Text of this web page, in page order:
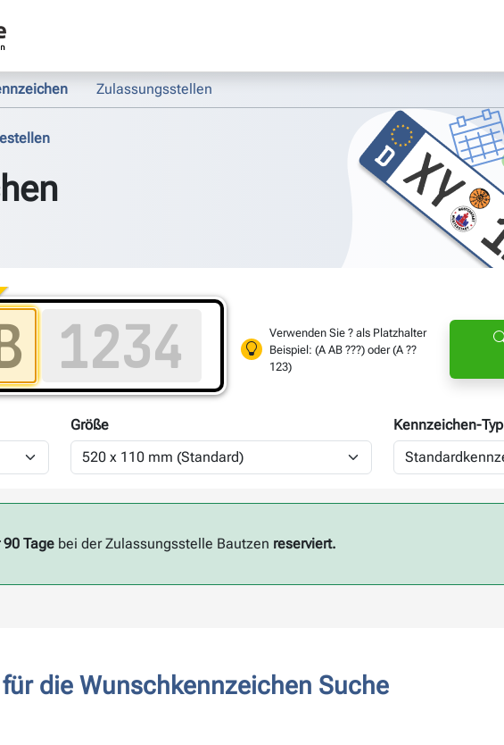
Zulassungsstellen
Verwenden Sie ? als Platzhalter
Beispiel: (A AB ???) oder (A ??
123)
Größe Kennzeichen-Typ
90 Tagebei der Zulassungsstelle Bautzen reserviert.
die Wunschkennzeichen Suche